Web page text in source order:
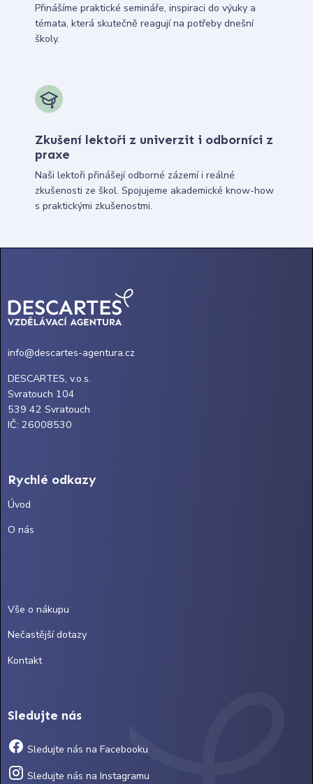
Přinášíme praktické semináře, inspiraci do výuky a
témata, která skutečně reagují na potřeby dnešní
školy.
Zkušení lektoři z univerzit i odborníci z
praxe
Naši lektoři přinášejí odborné zázemí i reálné
zkušenosti ze škol. Spojujeme akademické know-how
s praktickými zkušenostmi.
info@descartes-agentura.cz
DESCARTES, v.o.s.
Svratouch 104
539 42 Svratouch
IČ: 26008530
Rychlé odkazy
Úvod
O nás
Vše o nákupu
Nečastější dotazy
Kontakt
Sledujte nás
Sledujte nás na Facebooku
Sledujte nás na Instagramu